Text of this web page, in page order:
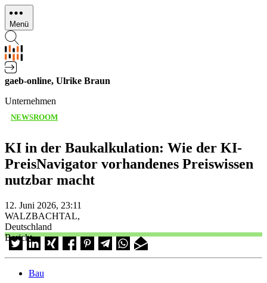
Direkt
zum
Inhalt
Menü
gaeb-online, Ulrike Braun
Unternehmen
NEWSROOM
KI in der Baukalkulation: Wie der KI-
PreisNavigator vorhandenes Preiswissen
nutzbar macht
12. Juni 2026, 23:11
WALZBACHTAL,
Deutschland
Bericht
Bau